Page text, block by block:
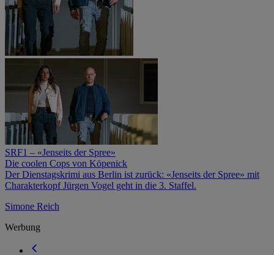
SRF1 – «Jenseits der Spree»
Die coolen Cops von Köpenick
Der Dienstagskrimi aus Berlin ist zurück: «Jenseits der Spree» mit
Charakterkopf Jürgen Vogel geht in die 3. Staffel.
Simone Reich
Werbung